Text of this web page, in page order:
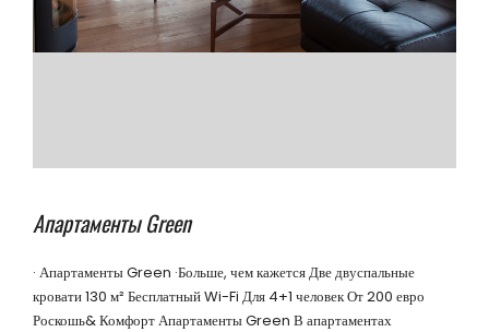
Апартаменты Green
· Апартаменты Green ·Больше, чем кажется Две двуспальные
кровати 130 м² Бесплатный Wi-Fi Для 4+1 человек От 200 евро
Роскошь& Комфорт Апартаменты Green В апартаментах